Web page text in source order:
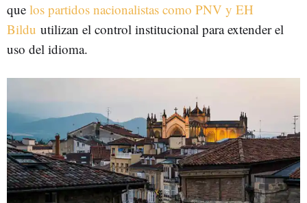
que los partidos nacionalistas como PNV y EH
Bildu utilizan el control institucional para extender el
uso del idioma.